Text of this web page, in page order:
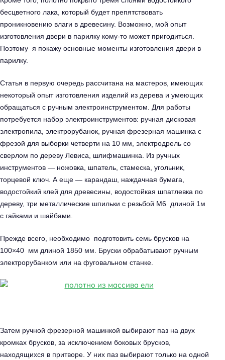
бесцветного лака, который будет препятствовать
проникновению влаги в древесину. Возможно, мой опыт
изготовления двери в парилку кому-то может пригодиться.
Поэтому я покажу основные моменты изготовления двери в
парилку.
Статья в первую очередь рассчитана на мастеров, имеющих
некоторый опыт изготовления изделий из дерева и умеющих
обращаться с ручным электроинструментом. Для работы
потребуется набор электроинструментов: ручная дисковая
электропила, электрорубанок, ручная фрезерная машинка с
фрезой для выборки четверти на 10 мм, электродрель со
сверлом по дереву Левиса, шлифмашинка. Из ручных
инструментов — ножовка, шпатель, стамеска, угольник,
торцевой ключ. А еще — карандаш, наждачная бумага,
водостойкий клей для древесины, водостойкая шпатлевка по
дереву, три металлические шпильки с резьбой М6 длиной 1м
с гайками и шайбами.
Прежде всего, необходимо подготовить семь брусков на
100×40 мм длиной 1850 мм. Бруски обрабатывают ручным
электрорубанком или на фуговальном станке.
Затем ручной фрезерной машинкой выбирают паз на двух
кромках брусков, за исключением боковых брусков,
находящихся в притворе. У них паз выбирают только на одной